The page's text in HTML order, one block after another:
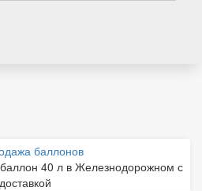
баллонов
баллон 40 л в Железнодорожном с
доставкой